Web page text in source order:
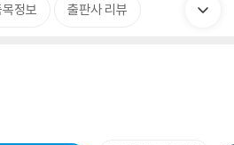
정보 출판사 리뷰